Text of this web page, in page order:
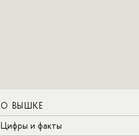
О ВЫШКЕ
Цифры и факты